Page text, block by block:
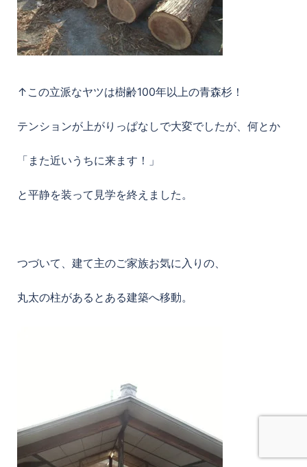
↑この立派なヤツは樹齢100年以上の青森杉！
テンションが上がりっぱなしで大変でしたが、何とか
「また近いうちに来ます！」
と平静を装って見学を終えました。
つづいて、建て主のご家族お気に入りの、
丸太の柱があるとある建築へ移動。